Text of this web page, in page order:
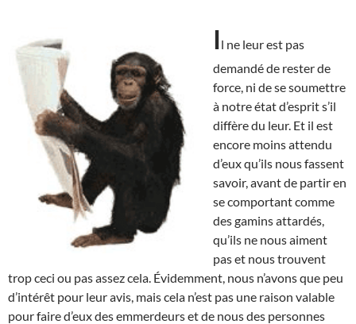
Il ne leur est pas
demandé de rester de
force, ni de se soumettre
à notre état d’esprit s’il
diffère du leur. Et il est
encore moins attendu
d’eux qu’ils nous fassent
savoir, avant de partir en
se comportant comme
des gamins attardés,
qu’ils ne nous aiment
pas et nous trouvent
trop ceci ou pas assez cela. Évidemment, nous n’avons que peu
d’intérêt pour leur avis, mais cela n’est pas une raison valable
pour faire d’eux des emmerdeurs et de nous des personnes